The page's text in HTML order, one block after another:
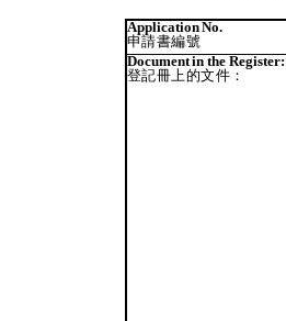
ApplicationNo.
申請書編號
DocumentintheRegister:
登記冊上的文件 ：